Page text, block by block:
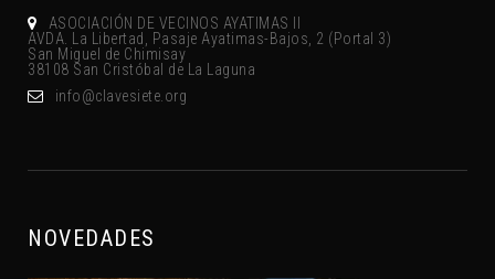
ASOCIACIÓN DE VECINOS AYATIMAS II
AVDA. La Libertad, Pasaje Ayatimas-Bajos, 2 (Portal 3)
San Miguel de Chimisay
38108 San Cristóbal de La Laguna
gro.eteisevalc@ofni
NOVEDADES